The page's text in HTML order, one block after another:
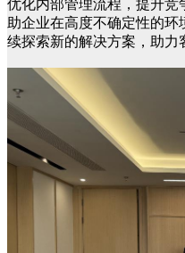
优化内部管理流程，提升
助企业在高度不确定性的
续探索新的解决方案，助力